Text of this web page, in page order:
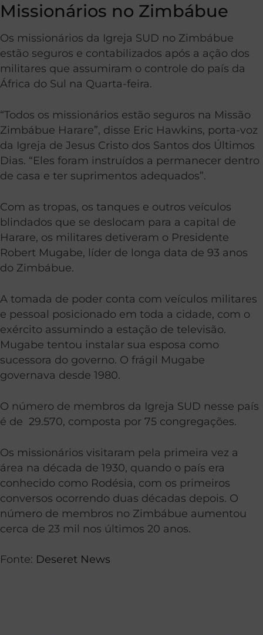
Missionários no Zimbábue
Os missionários da Igreja SUD no Zimbábue
estão seguros e contabilizados após a ação dos
militares que assumiram o controle do país da
África do Sul na Quarta-feira.
“Todos os missionários estão seguros na Missão
Zimbábue Harare”, disse Eric Hawkins, porta-voz
da Igreja de Jesus Cristo dos Santos dos Últimos
Dias. “Eles foram instruídos a permanecer dentro
de casa e ter suprimentos adequados”.
Com as tropas, os tanques e outros veículos
blindados que se deslocam para a capital de
Harare, os militares detiveram o Presidente
Robert Mugabe, líder de longa data de 93 anos
do Zimbábue.
A tomada de poder conta com veículos militares
e pessoal posicionado em toda a cidade, com o
exército assumindo a estação de televisão.
Mugabe tentou instalar sua esposa como
sucessora do governo. O frágil Mugabe
governava desde 1980.
O número de membros da Igreja SUD nesse país
é de 29.570, composta por 75 congregações.
Os missionários visitaram pela primeira vez a
área na década de 1930, quando o país era
conhecido como Rodésia, com os primeiros
conversos ocorrendo duas décadas depois. O
número de membros no Zimbábue aumentou
cerca de 23 mil nos últimos 20 anos.
Fonte: Deseret News